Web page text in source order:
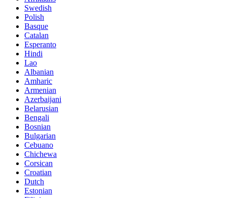
Swedish
Polish
Basque
Catalan
Esperanto
Hindi
Lao
Albanian
Amharic
Armenian
Azerbaijani
Belarusian
Bengali
Bosnian
Bulgarian
Cebuano
Chichewa
Corsican
Croatian
Dutch
Estonian